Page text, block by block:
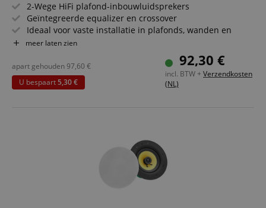
2-Wege HiFi plafond-inbouwluidsprekers
Geïntegreerde equalizer en crossover
Ideaal voor vaste installatie in plafonds, wanden en
voertuigen
(RMS/muziekvermogen/piek)
6,5" (165 mm) geweven woofer, 1,2" (30 mm) zijden dome
hoogtoner
meer laten zien
92,30 €
incl. BTW + Verzendkosten
(NL)
apart gehouden97,60 €
U bespaart5,30 €